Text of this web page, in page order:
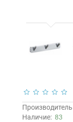
Производитель
Наличие: 83